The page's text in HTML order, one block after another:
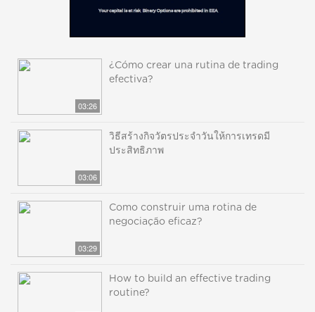
03:26
¿Cómo crear una rutina de trading
efectiva?
03:06
วิธีสร้างกิจวัตรประจำวันให้การเทรดมี
ประสิทธิภาพ
03:29
Como construir uma rotina de
negociação eficaz?
How to build an effective trading
routine?